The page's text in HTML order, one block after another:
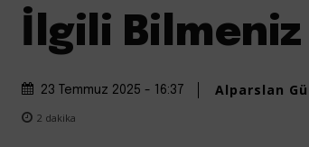
İlgili
23 Temmuz 2025 - 16:37 Alparslan
2 dakika